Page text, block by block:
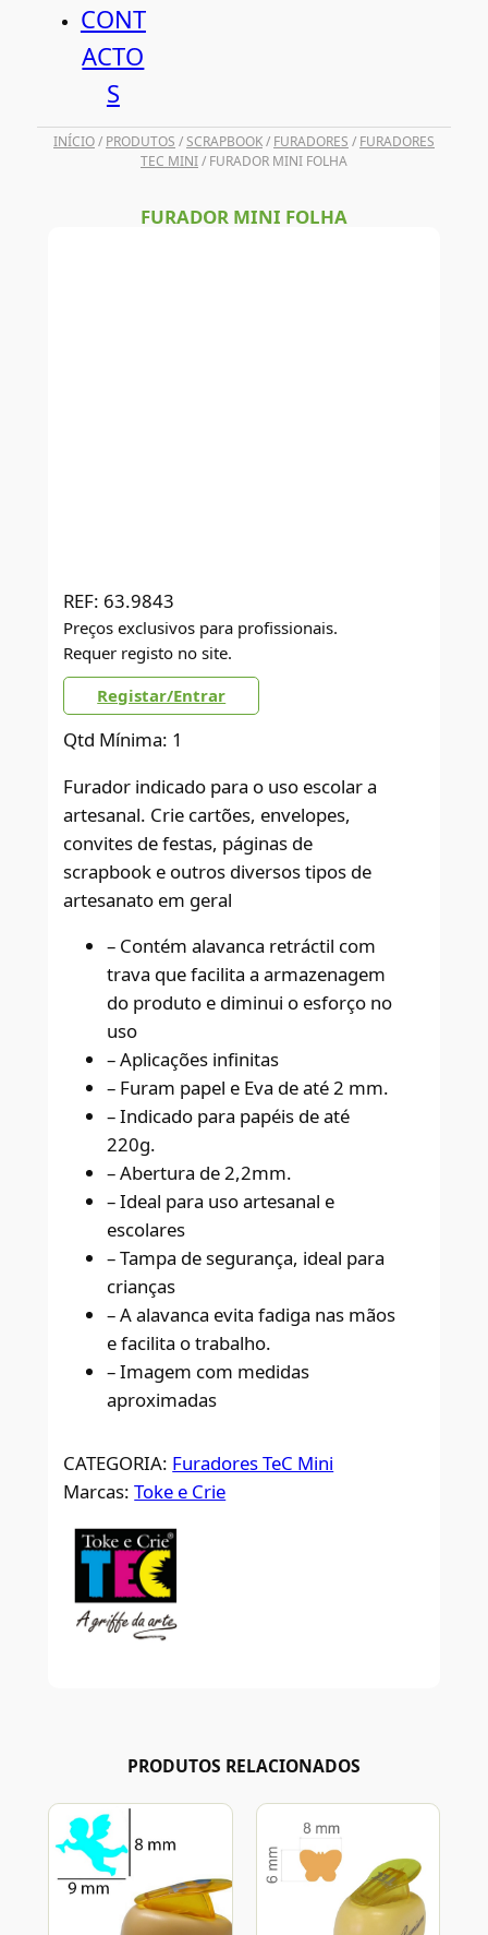
CONT
ACTO
S
INÍCIO/ PRODUTOS /SCRAPBOOK/ FURADORES / FURADORES
TEC MINI/ FURADOR MINI FOLHA
FURADOR MINI FOLHA
REF: 63.9843
Preços exclusivos para profissionais.
Requer registo no site.
Registar/Entrar
Qtd Mínima: 1
Furador indicado para o uso escolar a
artesanal. Crie cartões, envelopes,
convites de festas, páginas de
scrapbook e outros diversos tipos de
artesanato em geral
– Contém alavanca retráctil com
trava que facilita a armazenagem
do produto e diminui o esforço no
uso
– Aplicações infinitas
– Furam papel e Eva de até 2 mm.
– Indicado para papéis de até
220g.
– Abertura de 2,2mm.
– Ideal para uso artesanal e
escolares
– Tampa de segurança, ideal para
crianças
– A alavanca evita fadiga nas mãos
e facilita o trabalho.
– Imagem com medidas
aproximadas
CATEGORIA: Furadores TeC Mini
Marcas:Toke e Crie
PRODUTOS RELACIONADOS